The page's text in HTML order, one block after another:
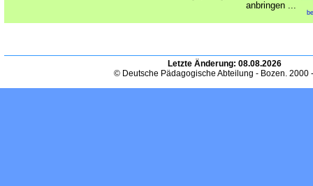
anbringen ...
Letzte Änderung: 08.08.2026
© Deutsche Pädagogische Abteilung - Bozen. 2000